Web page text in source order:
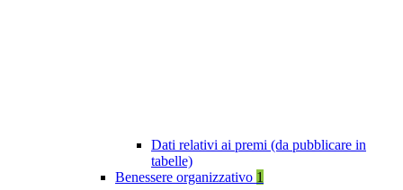
Dati relativi ai premi (da pubblicare in
tabelle)
Benessere organizzativo 1